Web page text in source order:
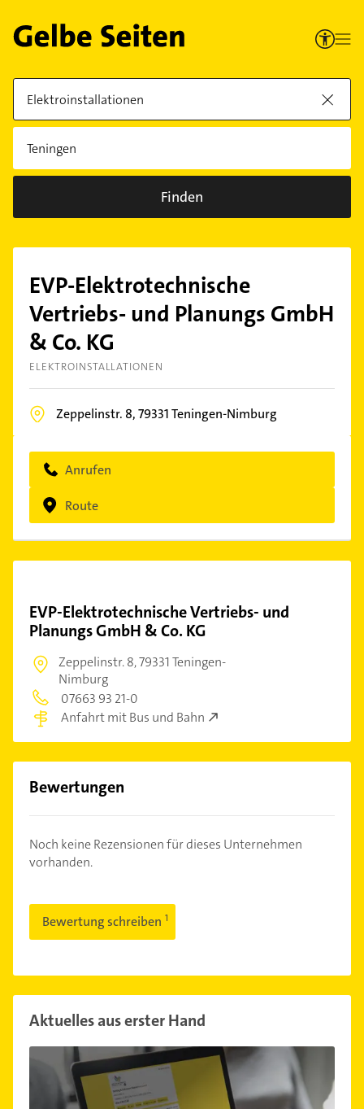
Finden
EVP-Elektrotechnische
Vertriebs- und Planungs GmbH
& Co. KG
ELEKTROINSTALLATIONEN
Zeppelinstr. 8,79331Teningen-Nimburg
Anrufen
Route
EVP-Elektrotechnische Vertriebs- und
Planungs GmbH & Co. KG
Zeppelinstr. 8,79331 Teningen-
Nimburg
07663 93 21-0
Anfahrt mit Bus und Bahn
Bewertungen
Noch keine Rezensionen für dieses Unternehmen
vorhanden.
Bewertung schreiben
Aktuelles aus erster Hand